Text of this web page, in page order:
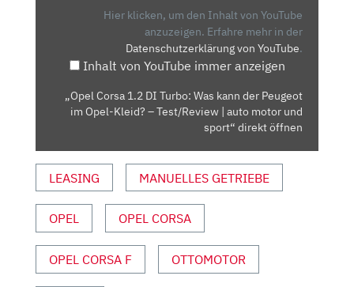
PEUGEOT
–
TEST/REVIEW
|
AUTO
UND
SPORT“
Hier klicken, um den Inhalt von YouTube
anzuzeigen. Erfahre mehr in der
Datenschutzerklärung von YouTube.
Inhalt von YouTube immer anzeigen
„Opel Corsa 1.2 DI Turbo: Was kann der Peugeot
im Opel-Kleid? – Test/Review | auto motor und
sport“ direkt öffnen
LEASING MANUELLES GETRIEBE
OPEL OPEL CORSA
OPEL CORSA F OTTOMOTOR